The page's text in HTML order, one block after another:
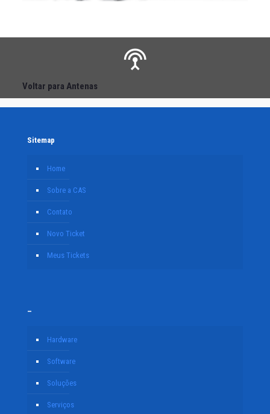
Voltar para Antenas
Sitemap
Home
Sobre a CAS
Contato
Novo Ticket
Meus Tickets
–
Hardware
Software
Soluções
Serviços